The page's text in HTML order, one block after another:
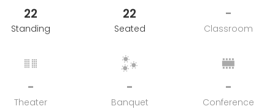
22
Standing
22
Seated
-
Classroom
-
Theater
-
Banquet
-
Conference